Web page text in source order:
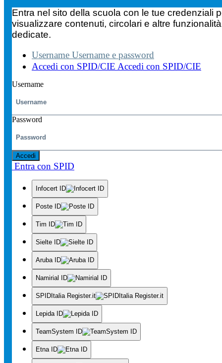
Entra nel sito della scuola con le tue credenziali
visualizzare contenuti, circolari e altre
dedicate.
Username Username e password
Accedi con SPID/CIE Accedi con SPID/CIE
Username
Password
Accedi
Entra con SPID
Infocert ID
Poste ID
Tim ID
Sielte ID
Aruba ID
Namirial ID
SPIDItalia Register.it
Lepida ID
TeamSystem ID
Etna ID